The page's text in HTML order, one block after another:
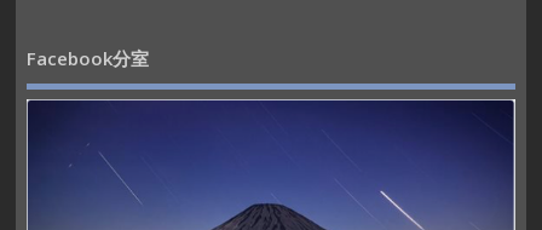
Facebook分室